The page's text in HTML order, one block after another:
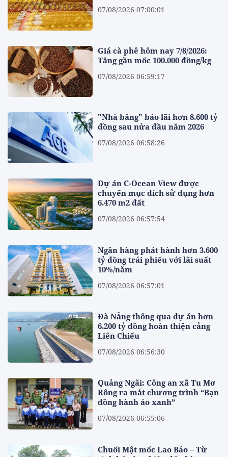
07/08/2026 07:00:01
Giá cà phê hôm nay 7/8/2026:
Tăng gần mốc 100.000 đồng/kg
07/08/2026 06:59:17
"Nhà băng" báo lãi hơn 8.600 tỷ
đồng sau nửa đầu năm 2026
07/08/2026 06:58:26
Dự án C-Ocean View được
chuyển mục đích sử dụng hơn
6.470 m2 đất
07/08/2026 06:57:54
Ngân hàng phát hành hơn 3.600
tỷ đồng trái phiếu với lãi suất
10%/năm
07/08/2026 06:57:01
Đà Nẵng thông qua dự án hơn
6.200 tỷ đồng hoàn thiện cảng
Liên Chiểu
07/08/2026 06:56:30
Quảng Ngãi: Công an xã Tu Mơ
Rông ra mắt chương trình “Bạn
đồng hành áo xanh”
07/08/2026 06:55:06
Chuối Mật mốc Lao Bảo – Từ